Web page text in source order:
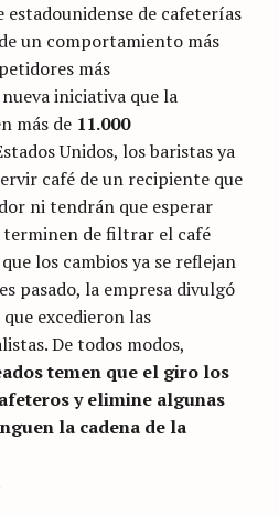
de cafeterías
un comportamiento más
más
iniciativa que la
más de 11.000
Unidos, los baristas ya
café de un recipiente que
ni tendrán que esperar
terminen de filtrar el café
los cambios ya se reflejan
pasado, la empresa divulgó
excedieron las
De todos modos,
temen que el giro los
y elimine algunas
la cadena de la